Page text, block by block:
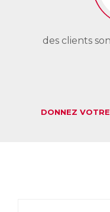
des clients
DONNEZ